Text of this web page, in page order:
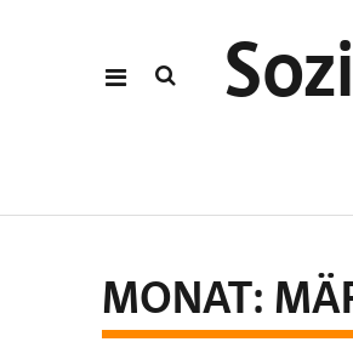
MONAT: